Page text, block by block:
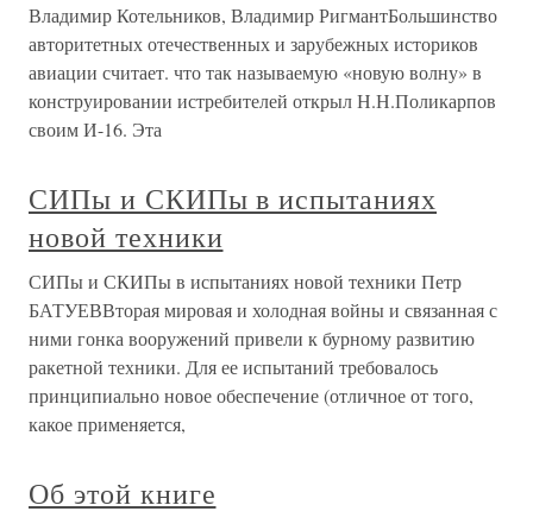
Владимир Котельников, Владимир РигмантБольшинство
авторитетных отечественных и зарубежных историков
авиации считает. что так называемую «новую волну» в
конструировании истребителей открыл Н.Н.Поликарпов
своим И-16. Эта
СИПы и СКИПы в испытаниях
новой техники
СИПы и СКИПы в испытаниях новой техники Петр
БАТУЕВВторая мировая и холодная войны и связанная с
ними гонка вооружений привели к бурному развитию
ракетной техники. Для ее испытаний требовалось
принципиально новое обеспечение (отличное от того,
какое применяется,
Об этой книге